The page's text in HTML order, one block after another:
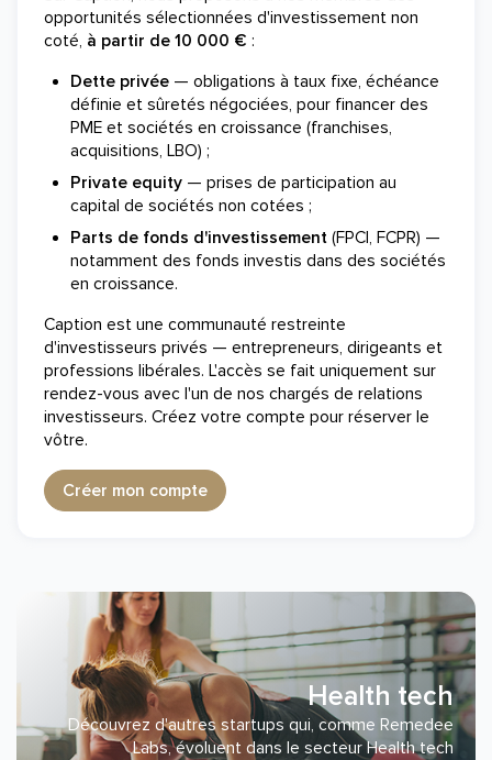
opportunités sélectionnées d'investissement non
coté, à partir de 10 000 € :
Dette privée — obligations à taux fixe, échéance
définie et sûretés négociées, pour financer des
PME et sociétés en croissance (franchises,
acquisitions, LBO) ;
Private equity — prises de participation au
capital de sociétés non cotées ;
Parts de fonds d'investissement (FPCI, FCPR) —
notamment des fonds investis dans des sociétés
en croissance.
Caption est une communauté restreinte
d'investisseurs privés — entrepreneurs, dirigeants et
professions libérales. L'accès se fait uniquement sur
rendez-vous avec l'un de nos chargés de relations
investisseurs. Créez votre compte pour réserver le
vôtre.
Créer mon compte
Health tech
Découvrez d'autres startups qui, comme Remedee
Labs, évoluent dans le secteur Health tech